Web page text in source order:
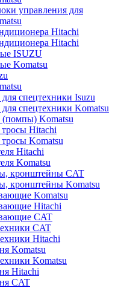
управления для
Hitachi
Hitachi
ISUZU
Komatsu
спецтехники Isuzu
спецтехники Komatsu
Komatsu
Hitachi
Komatsu
Hitachi
Komatsu
кронштейны CAT
кронштейны Komatsu
Komatsu
Hitachi
CAT
CAT
Hitachi
Komatsu
Komatsu
Hitachi
CAT